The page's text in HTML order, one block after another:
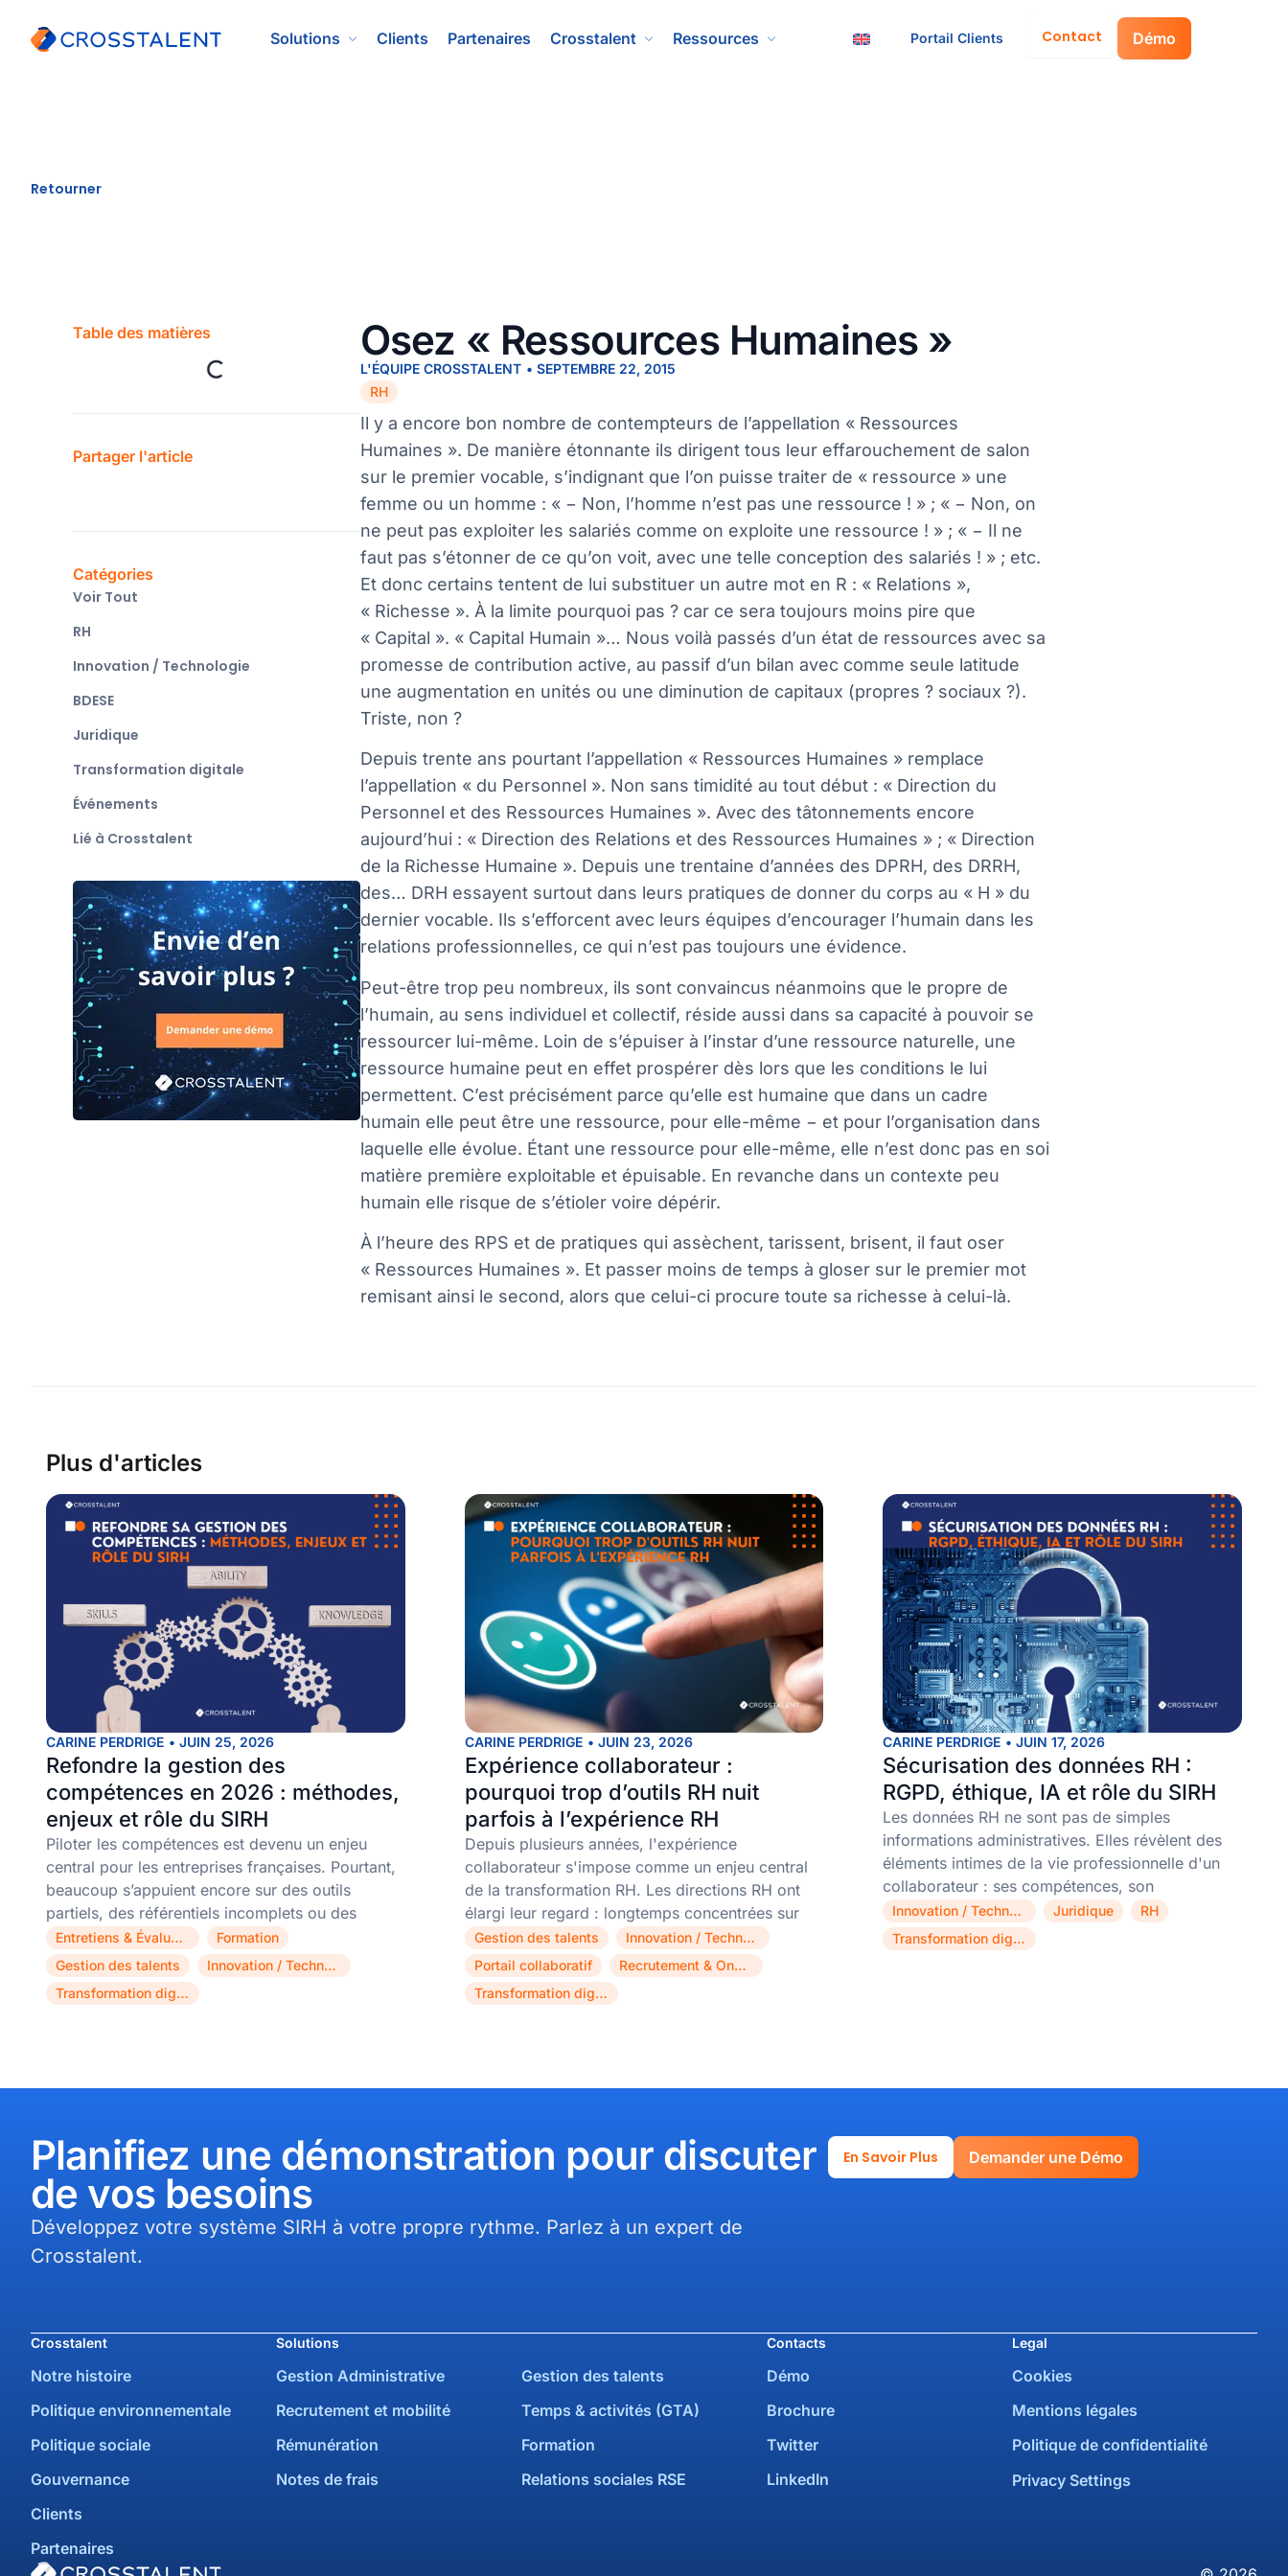
Solutions Clients Partenaires Crosstalent Ressources Portail Clients Contact Démo
Retourner
Table des matières
Partager l'article
Catégories
Voir Tout
RH
Innovation / Technologie
BDESE
Juridique
Transformation digitale
Événements
Lié à Crosstalent
Osez « Ressources Humaines »
L'ÉQUIPE CROSSTALENT • SEPTEMBRE 22, 2015
RH
Il y a encore bon nombre de contempteurs de l’appellation « Ressources
Humaines ». De manière étonnante ils dirigent tous leur effarouchement de salon
sur le premier vocable, s’indignant que l’on puisse traiter de « ressource » une
femme ou un homme : « − Non, l’homme n’est pas une ressource ! » ; « − Non, on
ne peut pas exploiter les salariés comme on exploite une ressource ! » ; « − Il ne
faut pas s’étonner de ce qu’on voit, avec une telle conception des salariés ! » ; etc.
Et donc certains tentent de lui substituer un autre mot en R : « Relations »,
« Richesse ». À la limite pourquoi pas ? car ce sera toujours moins pire que
« Capital ». « Capital Humain »… Nous voilà passés d’un état de ressources avec sa
promesse de contribution active, au passif d’un bilan avec comme seule latitude
une augmentation en unités ou une diminution de capitaux (propres ? sociaux ?).
Triste, non ?
Depuis trente ans pourtant l’appellation « Ressources Humaines » remplace
l’appellation « du Personnel ». Non sans timidité au tout début : « Direction du
Personnel et des Ressources Humaines ». Avec des tâtonnements encore
aujourd’hui : « Direction des Relations et des Ressources Humaines » ; « Direction
de la Richesse Humaine ». Depuis une trentaine d’années des DPRH, des DRRH,
des… DRH essayent surtout dans leurs pratiques de donner du corps au « H » du
dernier vocable. Ils s’efforcent avec leurs équipes d’encourager l’humain dans les
relations professionnelles, ce qui n’est pas toujours une évidence.
Peut-être trop peu nombreux, ils sont convaincus néanmoins que le propre de
l’humain, au sens individuel et collectif, réside aussi dans sa capacité à pouvoir se
ressourcer lui-même. Loin de s’épuiser à l’instar d’une ressource naturelle, une
ressource humaine peut en effet prospérer dès lors que les conditions le lui
permettent. C’est précisément parce qu’elle est humaine que dans un cadre
humain elle peut être une ressource, pour elle-même − et pour l’organisation dans
laquelle elle évolue. Étant une ressource pour elle-même, elle n’est donc pas en soi
matière première exploitable et épuisable. En revanche dans un contexte peu
humain elle risque de s’étioler voire dépérir.
À l’heure des RPS et de pratiques qui assèchent, tarissent, brisent, il faut oser
« Ressources Humaines ». Et passer moins de temps à gloser sur le premier mot
remisant ainsi le second, alors que celui-ci procure toute sa richesse à celui-là.
Plus d'articles
CARINE PERDRIGE • JUIN 25, 2026
Refondre la gestion des
compétences en 2026 : méthodes,
enjeux et rôle du SIRH
Piloter les compétences est devenu un enjeu
central pour les entreprises françaises. Pourtant,
beaucoup s’appuient encore sur des outils
partiels, des référentiels incomplets ou des
Entretiens & Évaluations Formation
Gestion des talents
Innovation / Technologie
Transformation digitale
CARINE PERDRIGE • JUIN 23, 2026
Expérience collaborateur :
pourquoi trop d’outils RH nuit
parfois à l’expérience RH
Depuis plusieurs années, l'expérience
collaborateur s'impose comme un enjeu central
de la transformation RH. Les directions RH ont
élargi leur regard : longtemps concentrées sur
Gestion des talents , Innovation / Technologie
,
Portail collaboratif , Recrutement & Onboarding
,
Transformation digitale
CARINE PERDRIGE •JUIN 17, 2026
Sécurisation des données RH :
RGPD, éthique, IA et rôle du SIRH
Les données RH ne sont pas de simples
informations administratives. Elles révèlent des
éléments intimes de la vie professionnelle d'un
collaborateur : ses compétences, son
Innovation / Technologie , Juridique , RH
Transformation digitale
Planifiez une démonstration pour discuter
de vos besoins​
Développez votre système SIRH à votre propre rythme. Parlez à un expert de
Crosstalent.
En Savoir Plus Demander une Démo
Crosstalent
Notre histoire
Politique environnementale
Politique sociale
Gouvernance
Clients
Partenaires
Solutions
Gestion Administrative
Recrutement et mobilité
Rémunération
Notes de frais
Gestion des talents
Temps & activités (GTA)
Formation
Relations sociales RSE
Contacts
Démo
Brochure
Twitter
LinkedIn
Legal
Cookies
Mentions légales
Politique de confidentialité
Privacy Settings